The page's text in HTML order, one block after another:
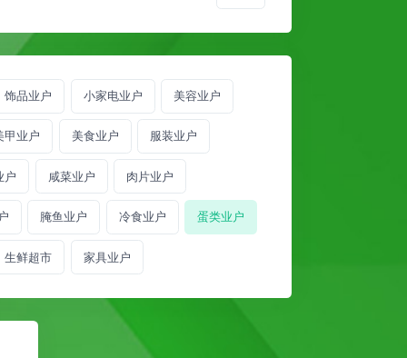
饰品业户 小家电业户 美容业户
甲业户 美食业户 服装业户
户 咸菜业户 肉片业户
腌鱼业户 冷食业户 蛋类业户
生鲜超市 家具业户